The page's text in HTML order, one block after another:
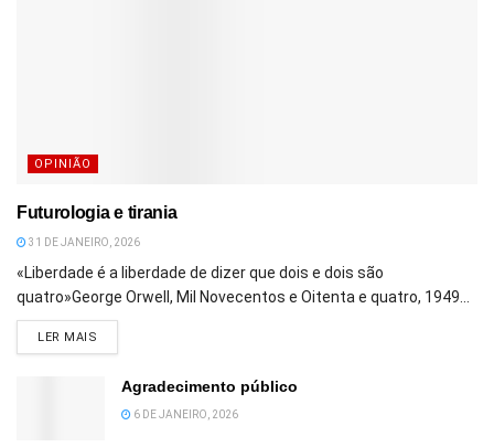
OPINIÃO
Futurologia e tirania
31 DE JANEIRO, 2026
«Liberdade é a liberdade de dizer que dois e dois são
quatro»George Orwell, Mil Novecentos e Oitenta e quatro, 1949...
LER MAIS
Agradecimento público
6 DE JANEIRO, 2026